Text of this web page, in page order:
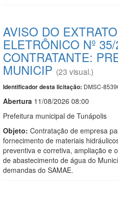
AVISO DO
ELETRÔNICO Nº
CONTRATANTE:
MUNICIP (23 visual.)
Identificador desta licitação: DMSC-
Abertura 11/08/2026 08:00
Prefeitura municipal de Tunápolis
Objeto: Contratação de empresa
fornecimento de materiais
preventiva e corretiva, ampliação e
de abastecimento de água do
demandas do SAMAE.